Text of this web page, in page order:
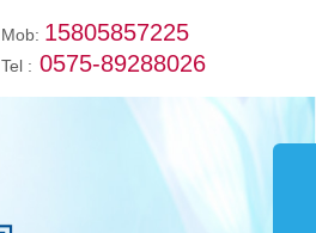
Mob: 15805857225
Tel : 0575-89288026